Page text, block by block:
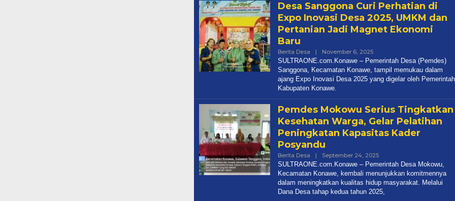
Desa Sanggona Curi Perhatian di
Expo Inovasi Desa 2025, UMKM dan
Pertanian Jadi Magnet Ekonomi
Baru
Berita Desa | November 6, 2025Oleh
Redaksi
SULTRAONE.com.Konawe – Pemerintah Desa (Pemdes)
Sanggona, Kecamatan Konawe, tampil memukau dalam
ajang Expo Inovasi Desa 2025 yang digelar oleh Pemerintah
Kabupaten Konawe.
Pemdes Mokowu Serius Tingkatkan
Kesehatan Warga, Gelar Pelatihan
Peningkatan Kapasitas Kader
Posyandu
Berita Desa | September 24, 2025Oleh
Redaksi
SULTRAONE.com.Konawe – Pemerintah Desa Mokowu,
Kecamatan Konawe, kembali menunjukkan komitmennya
dalam meningkatkan kualitas hidup masyarakat. Melalui
Dana Desa tahap kedua tahun 2025,